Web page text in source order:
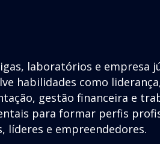
laboratórios e empresa
habilidades como
gestão financeira e
para formar perfis
líderes e empreendedores.